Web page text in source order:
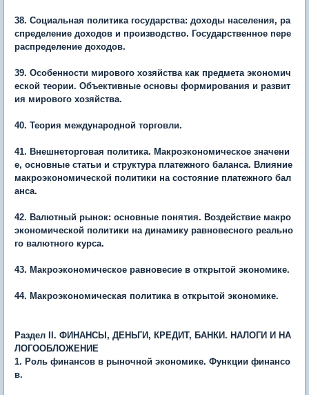
38. Социальная политика государства: доходы населения, ра
спределение доходов и производство. Государственное пере
распределение доходов.
39. Особенности мирового хозяйства как предмета экономич
еской теории. Объективные основы формирования и развит
ия мирового хозяйства.
40. Теория международной торговли.
41. Внешнеторговая политика. Макроэкономическое значени
е, основные статьи и структура платежного баланса. Влияние
макроэкономической политики на состояние платежного бал
анса.
42. Валютный рынок: основные понятия. Воздействие макро
экономической политики на динамику равновесного реально
го валютного курса.
43. Макроэкономическое равновесие в открытой экономике.
44. Макроэкономическая политика в открытой экономике.
Раздел
II. ФИНАНСЫ, ДЕНЬГИ, КРЕДИТ, БАНКИ. НАЛОГИ И НА
ЛОГООБЛОЖЕНИЕ
1. Роль финансов в рыночной экономике. Функции финансо
в.